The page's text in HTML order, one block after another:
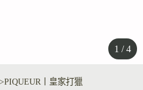
1 / 4
PIQUEUR丨皇家打獵